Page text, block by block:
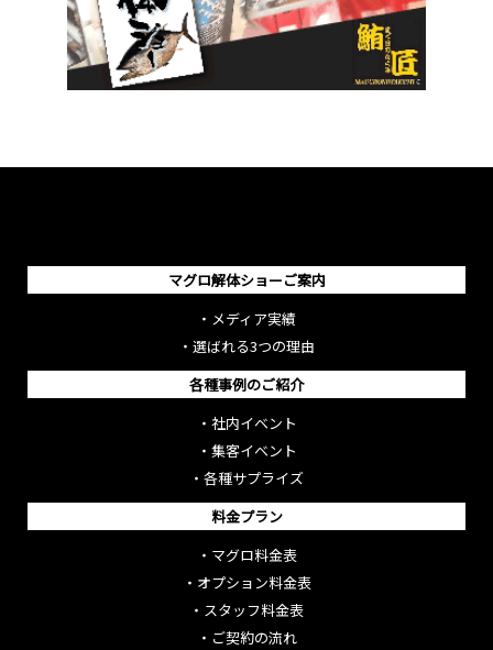
マグロ解体ショーご案内
・ メディア実績
・ 選ばれる3つの理由
各種事例のご紹介
・ 社内イベント
・ 集客イベント
・ 各種サプライズ
料金プラン
・ マグロ料金表
・ オプション料金表
・ スタッフ料金表
・ ご契約の流れ